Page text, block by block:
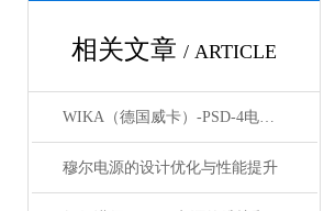
相关文章 / ARTICLE
WIKA（德国威卡）-PSD-4电子压力开关
穆尔电源的设计优化与性能提升